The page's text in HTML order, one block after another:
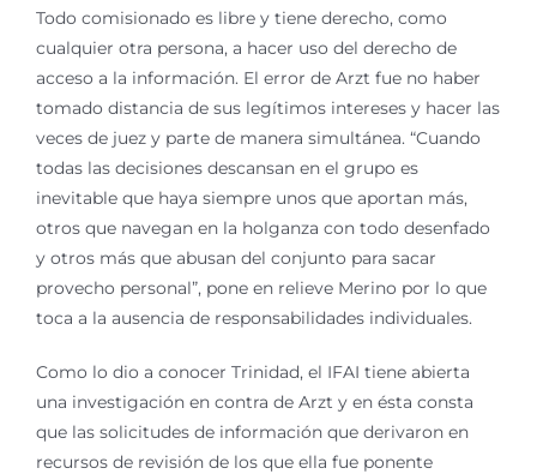
Todo comisionado es libre y tiene derecho, como
cualquier otra persona, a hacer uso del derecho de
acceso a la información. El error de Arzt fue no haber
tomado distancia de sus legítimos intereses y hacer las
veces de juez y parte de manera simultánea. “Cuando
todas las decisiones descansan en el grupo es
inevitable que haya siempre unos que aportan más,
otros que navegan en la holganza con todo desenfado
y otros más que abusan del conjunto para sacar
provecho personal”, pone en relieve Merino por lo que
toca a la ausencia de responsabilidades individuales.
Como lo dio a conocer Trinidad, el IFAI tiene abierta
una investigación en contra de Arzt y en ésta consta
que las solicitudes de información que derivaron en
recursos de revisión de los que ella fue ponente